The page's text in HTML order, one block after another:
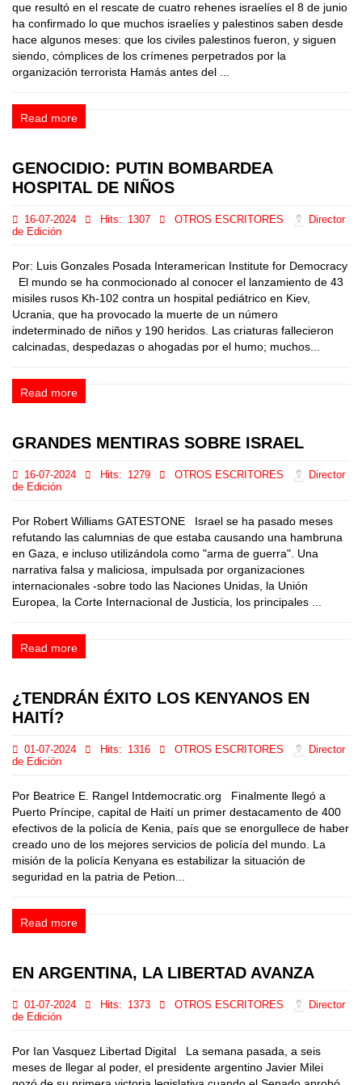
que resultó en el rescate de cuatro rehenes israelíes el 8 de junio
ha confirmado lo que muchos israelíes y palestinos saben desde
hace algunos meses: que los civiles palestinos fueron, y siguen
siendo, cómplices de los crímenes perpetrados por la
organización terrorista Hamás antes del ...
Read more
GENOCIDIO: PUTIN BOMBARDEA
HOSPITAL DE NIÑOS
16-07-2024 Hits: 1307 OTROS ESCRITORES
Director
de Edición
Por: Luis Gonzales Posada Interamerican Institute for Democracy
El mundo se ha conmocionado al conocer el lanzamiento de 43
misiles rusos Kh-102 contra un hospital pediátrico en Kiev,
Ucrania, que ha provocado la muerte de un número
indeterminado de niños y 190 heridos. Las criaturas fallecieron
calcinadas, despedazas o ahogadas por el humo; muchos...
Read more
GRANDES MENTIRAS SOBRE ISRAEL
16-07-2024 Hits: 1279 OTROS ESCRITORES
Director
de Edición
Por Robert Williams GATESTONE Israel se ha pasado meses
refutando las calumnias de que estaba causando una hambruna
en Gaza, e incluso utilizándola como "arma de guerra". Una
narrativa falsa y maliciosa, impulsada por organizaciones
internacionales -sobre todo las Naciones Unidas, la Unión
Europea, la Corte Internacional de Justicia, los principales ...
Read more
¿TENDRÁN ÉXITO LOS KENYANOS EN
HAITÍ?
01-07-2024 Hits: 1316 OTROS ESCRITORES
Director
de Edición
Por Beatrice E. Rangel Intdemocratic.org Finalmente llegó a
Puerto Príncipe, capital de Haití un primer destacamento de 400
efectivos de la policía de Kenia, país que se enorgullece de haber
creado uno de los mejores servicios de policía del mundo. La
misión de la policía Kenyana es estabilizar la situación de
seguridad en la patria de Petion...
Read more
EN ARGENTINA, LA LIBERTAD AVANZA
01-07-2024 Hits: 1373 OTROS ESCRITORES
Director
de Edición
Por Ian Vasquez Libertad Digital La semana pasada, a seis
meses de llegar al poder, el presidente argentino Javier Milei